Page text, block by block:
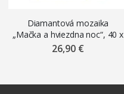
Diamantová mozaika
„Mačka a hviezdna noc“, 40 x
50 cm
26,90 €